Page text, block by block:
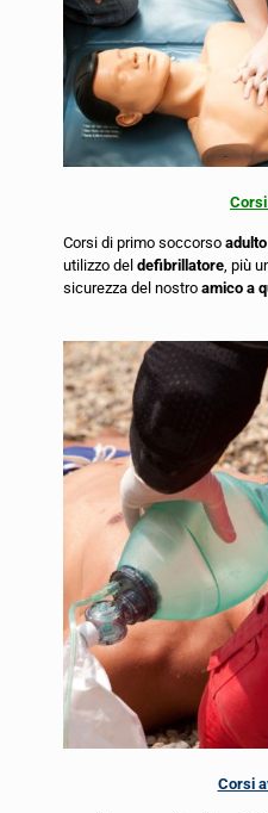
Corsi di primo soccorso adulto
utilizzo del defibrillatore, più
sicurezza del nostro amico a
Corsi